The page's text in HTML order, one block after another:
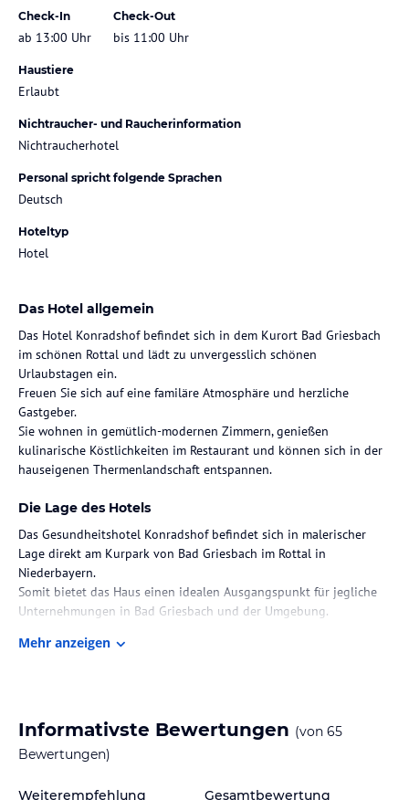
Check-In
ab 13:00 Uhr
Check-Out
bis 11:00 Uhr
Haustiere
Erlaubt
Nichtraucher- und Raucherinformation
Nichtraucherhotel
Personal spricht folgende Sprachen
Deutsch
Hoteltyp
Hotel
Das Hotel allgemein
Das Hotel Konradshof befindet sich in dem Kurort Bad Griesbach
im schönen Rottal und lädt zu unvergesslich schönen
Urlaubstagen ein.
Freuen Sie sich auf eine familäre Atmosphäre und herzliche
Gastgeber.
Sie wohnen in gemütlich-modernen Zimmern, genießen
kulinarische Köstlichkeiten im Restaurant und können sich in der
hauseigenen Thermenlandschaft entspannen.
Die Lage des Hotels
Das Gesundheitshotel Konradshof befindet sich in malerischer
Lage direkt am Kurpark von Bad Griesbach im Rottal in
Niederbayern.
Somit bietet das Haus einen idealen Ausgangspunkt für jegliche
Unternehmungen in Bad Griesbach und der Umgebung.
Zimmer / Unterbringung im Hotel
Einzelzimmer sind mit Verbindungstüre buchbar.
Alle Zimmer sind ausgestattet mit gemütlicher Sitzecke mit Couch
einem hellen Bad mit Dusche/WC und Föhn. Ihnen soll während
Mehr anzeigen
Informativste Bewertungen (von 65
Bewertungen)
Weiterempfehlung Gesamtbewertung